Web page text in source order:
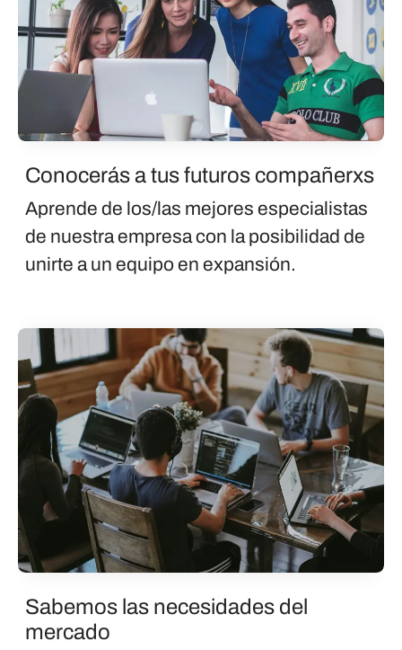
Conocerás a tus futuros compañerxs
Aprende de los/las mejores especialistas
de nuestra empresa con la posibilidad de
unirte a un equipo en expansión.
Sabemos las necesidades del
mercado